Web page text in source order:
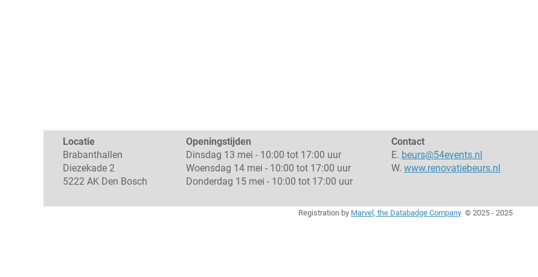
Locatie
Brabanthallen
Diezekade 2
5222 AK Den Bosch
Openingstijden
Dinsdag 13 mei - 10:00 tot 17:00 uur
Woensdag 14 mei - 10:00 tot 17:00 uur
Donderdag 15 mei - 10:00 tot 17:00 uur
Contact
E. beurs@54events.nl
W. www.renovatiebeurs.nl
Registration by Marvel, the Databadge Company © 2025 - 2025